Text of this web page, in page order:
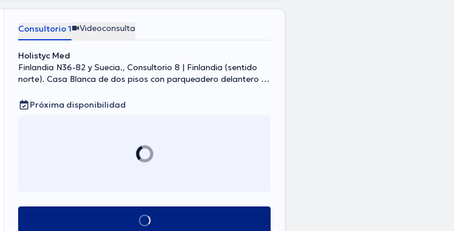
Consultorio 1 Videoconsulta
Holistyc Med
Finlandia N36-82 y Suecia., Consultorio 8 | Finlandia (sentido
norte). Casa Blanca de dos pisos con parqueadero delantero al
Próxima disponibilidad
Ver más horarios